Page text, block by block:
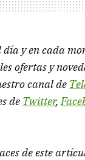
día y en cada
ofertas y
canal de
de Twitter,
de este